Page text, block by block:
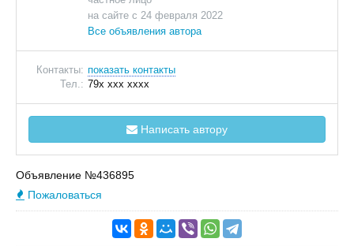
на сайте с 24 февраля 2022
Все объявления автора
Контакты: показать контакты
Тел.: 79x xxx xxxx
Написать автору
Объявление №436895
Пожаловаться